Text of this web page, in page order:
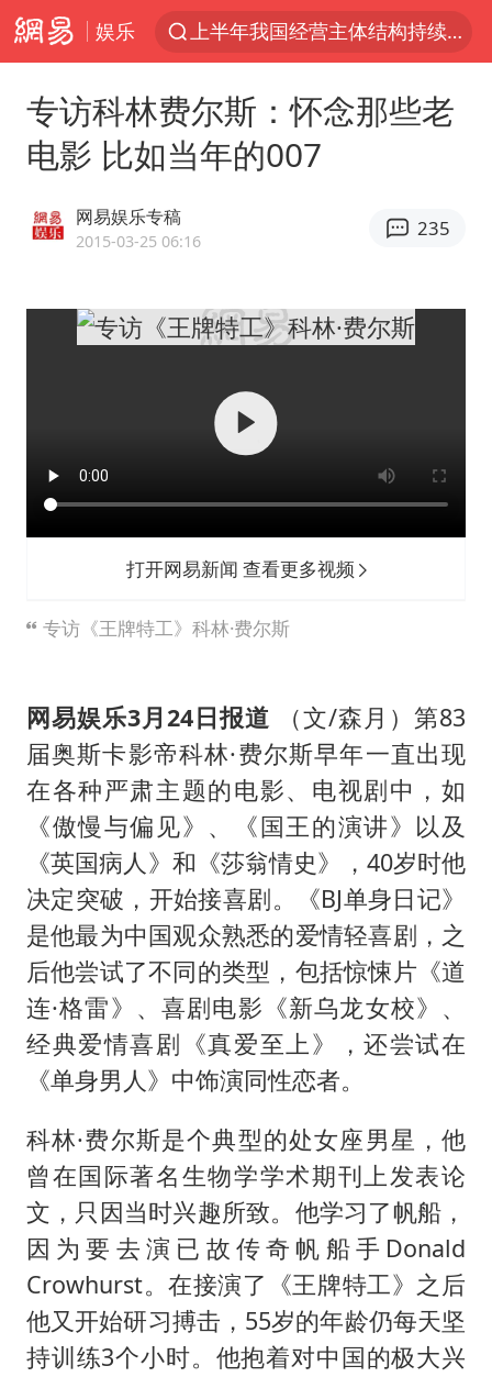
娱乐
上半年我国经营主体结构持续优化
上海：5号线16号线浦江线全线停运
国足U17与阿森纳决赛取消 并列冠军
王艺迪无缘横滨赛决赛
《龙餐馆》 冲奖
以军士兵把枪口对准中国记者
白海豚5次眼壁置换
构建更高水平的全民健身公共服务体系
专访科林费尔斯：怀念那些老
电影 比如当年的007
网易娱乐专稿
2015-03-25 06:16
235
打开网易新闻 查看更多视频
专访《王牌特工》科林·费尔斯
网易娱乐3月24日报道 （文/森月）第83
届奥斯卡影帝科林·费尔斯早年一直出现
在各种严肃主题的电影、电视剧中，如
《傲慢与偏见》、《国王的演讲》以及
《英国病人》和《莎翁情史》，40岁时他
决定突破，开始接喜剧。《BJ单身日记》
是他最为中国观众熟悉的爱情轻喜剧，之
后他尝试了不同的类型，包括惊悚片《道
连·格雷》、喜剧电影《新乌龙女校》、
经典爱情喜剧《真爱至上》，还尝试在
《单身男人》中饰演同性恋者。
科林·费尔斯是个典型的处女座男星，他
曾在国际著名生物学学术期刊上发表论
文，只因当时兴趣所致。他学习了帆船，
因为要去演已故传奇帆船手Donald
Crowhurst。在接演了《王牌特工》之后
他又开始研习搏击，55岁的年龄仍每天坚
持训练3个小时。他抱着对中国的极大兴